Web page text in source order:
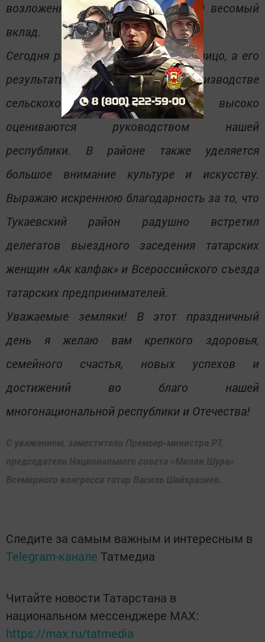
возложенной задачей, внесли свой весомый
вклад.
Сегодня район имеет собственное лицо, а его
результаты в производстве
сельскохозяйственной продукции высоко
оцениваются руководством нашей
республики. В районе также уделяется
большое внимание культуре и искусству.
Выражаю искреннюю благодарность за то, что
Тукаевский район радушно встретил
делегатов выездного заседения татарских
женщин «Ак калфак» и Всероссийского съезда
татарских предпринимателей.
Уважаемые земляки! В этот праздничный
день я желаю вам крепкого здоровья,
семейного счастья, новых успехов и
достижений во благо нашей
многонациональной республики и Отечества!
С уважением, заместитель Премьер-министра РТ,
председатель Национального совета «Милли Шура»
Всемирного конгресса татар Василь Шайхразиев.
Следите за самым важным и интересным в
Telegram-канале Татмедиа
Читайте новости Татарстана в
национальном мессенджере MАХ:
https://max.ru/tatmedia